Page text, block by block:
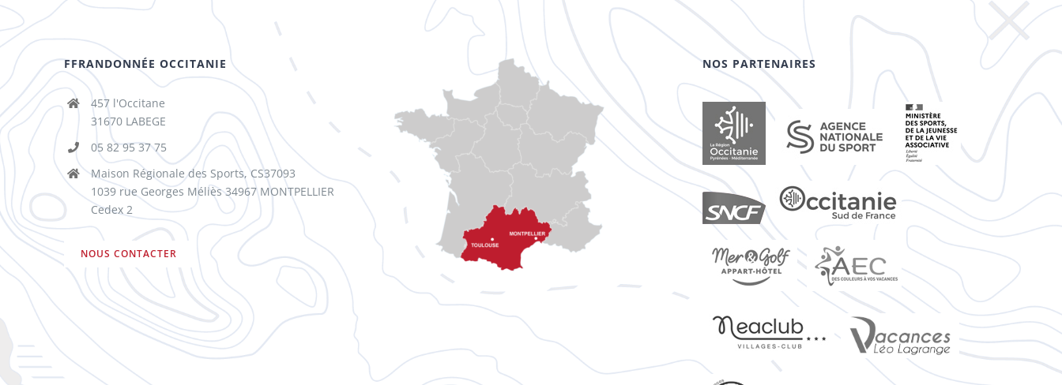
FFRANDONNÉE OCCITANIE
457 l'Occitane
31670 LABEGE
05 82 95 37 75
Maison Régionale des Sports, CS37093
1039 rue Georges Méliès 34967 MONTPELLIER
Cedex 2
NOUS CONTACTER
NOS PARTENAIRES